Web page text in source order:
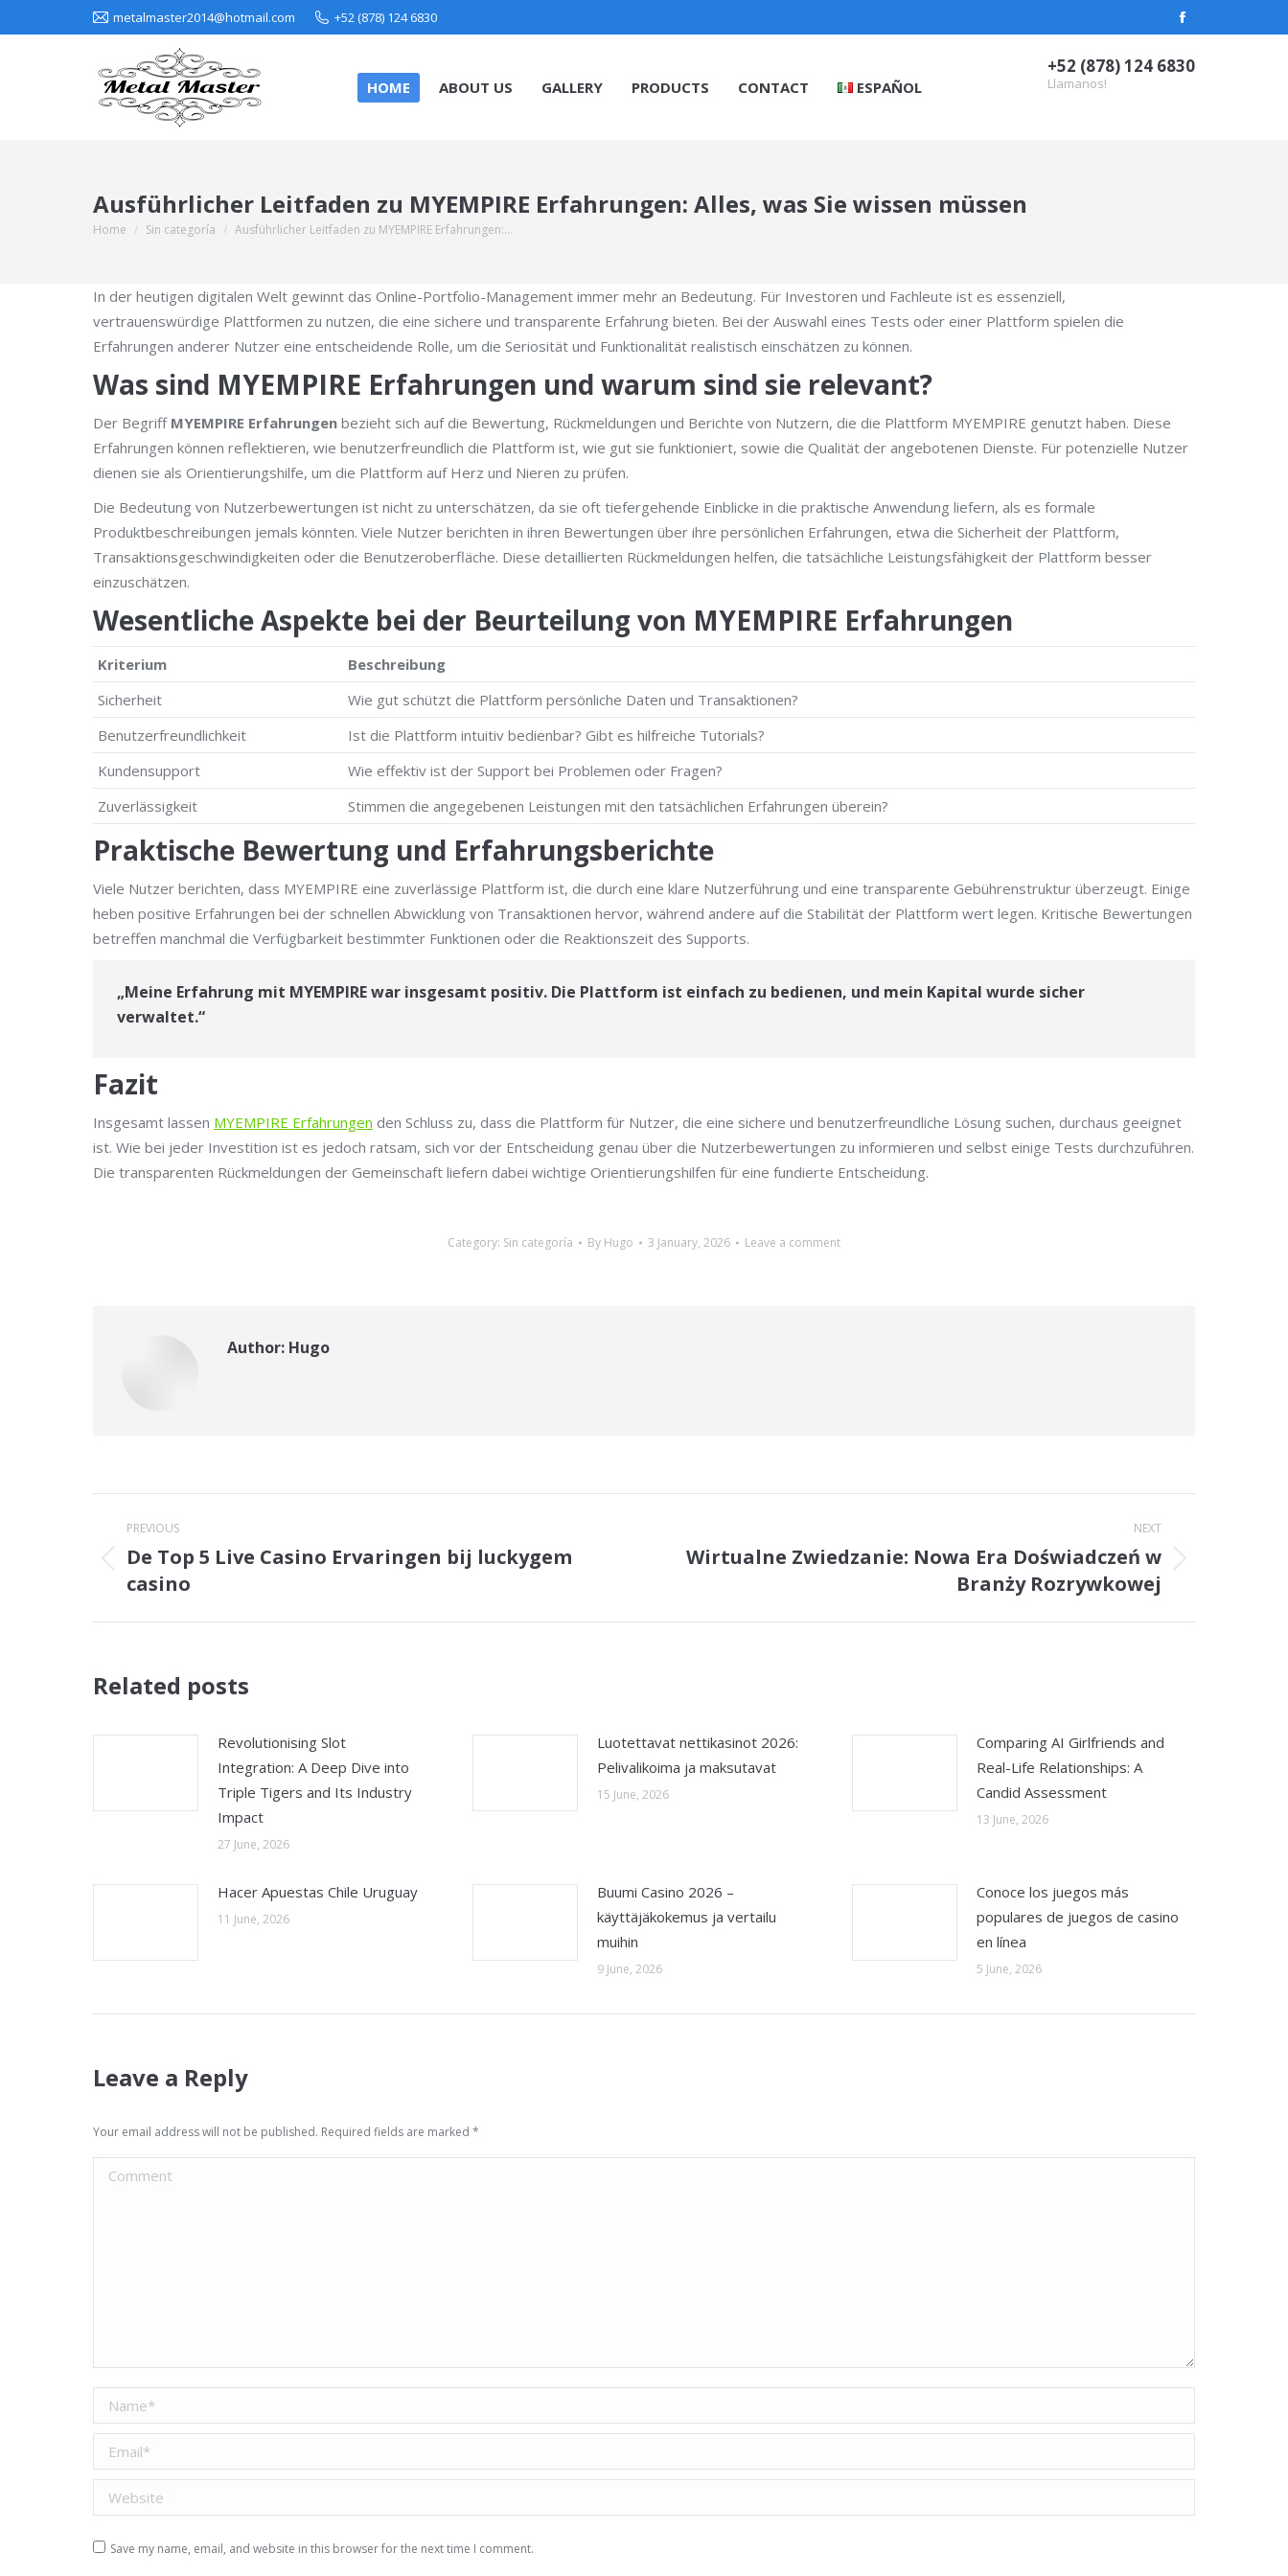
metalmaster2014@hotmail.com +52 (878) 124 6830
Facebook
opens
HOME ABOUT US GALLERY PRODUCTS CONTACT ESPAÑOL
+52 (878) 124 6830
Llamanos!
Ausführlicher Leitfaden zu MYEMPIRE Erfahrungen: Alles, was Sie wissen müssen
You are here:
Home Sin categoría Ausführlicher Leitfaden zu MYEMPIRE Erfahrungen:…
In der heutigen digitalen Welt gewinnt das Online-Portfolio-Management immer mehr an Bedeutung. Für Investoren und Fachleute ist es essenziell,
vertrauenswürdige Plattformen zu nutzen, die eine sichere und transparente Erfahrung bieten. Bei der Auswahl eines Tests oder einer Plattform spielen die
Erfahrungen anderer Nutzer eine entscheidende Rolle, um die Seriosität und Funktionalität realistisch einschätzen zu können.
Was sind MYEMPIRE Erfahrungen und warum sind sie relevant?
Der Begriff MYEMPIRE Erfahrungen bezieht sich auf die Bewertung, Rückmeldungen und Berichte von Nutzern, die die Plattform MYEMPIRE genutzt haben. Diese
Erfahrungen können reflektieren, wie benutzerfreundlich die Plattform ist, wie gut sie funktioniert, sowie die Qualität der angebotenen Dienste. Für potenzielle Nutzer
dienen sie als Orientierungshilfe, um die Plattform auf Herz und Nieren zu prüfen.
Die Bedeutung von Nutzerbewertungen ist nicht zu unterschätzen, da sie oft tiefergehende Einblicke in die praktische Anwendung liefern, als es formale
Produktbeschreibungen jemals könnten. Viele Nutzer berichten in ihren Bewertungen über ihre persönlichen Erfahrungen, etwa die Sicherheit der Plattform,
Transaktionsgeschwindigkeiten oder die Benutzeroberfläche. Diese detaillierten Rückmeldungen helfen, die tatsächliche Leistungsfähigkeit der Plattform besser
einzuschätzen.
Wesentliche Aspekte bei der Beurteilung von MYEMPIRE Erfahrungen
Kriterium
Beschreibung
Sicherheit
Wie gut schützt die Plattform persönliche Daten und Transaktionen?
Benutzerfreundlichkeit
Ist die Plattform intuitiv bedienbar? Gibt es hilfreiche Tutorials?
Kundensupport
Wie effektiv ist der Support bei Problemen oder Fragen?
Zuverlässigkeit
Stimmen die angegebenen Leistungen mit den tatsächlichen Erfahrungen überein?
Praktische Bewertung und Erfahrungsberichte
Viele Nutzer berichten, dass MYEMPIRE eine zuverlässige Plattform ist, die durch eine klare Nutzerführung und eine transparente Gebührenstruktur überzeugt. Einige
heben positive Erfahrungen bei der schnellen Abwicklung von Transaktionen hervor, während andere auf die Stabilität der Plattform wert legen. Kritische Bewertungen
betreffen manchmal die Verfügbarkeit bestimmter Funktionen oder die Reaktionszeit des Supports.
„Meine Erfahrung mit MYEMPIRE war insgesamt positiv. Die Plattform ist einfach zu bedienen, und mein Kapital wurde sicher
verwaltet.“
Fazit
Insgesamt lassen MYEMPIRE Erfahrungen den Schluss zu, dass die Plattform für Nutzer, die eine sichere und benutzerfreundliche Lösung suchen, durchaus geeignet
ist. Wie bei jeder Investition ist es jedoch ratsam, sich vor der Entscheidung genau über die Nutzerbewertungen zu informieren und selbst einige Tests durchzuführen.
Die transparenten Rückmeldungen der Gemeinschaft liefern dabei wichtige Orientierungshilfen für eine fundierte Entscheidung.
Category: Sin categoría By Hugo 3 January, 2026 Leave a comment
Author: Hugo
navigation
PREVIOUS
Previous
post:
De Top 5 Live Casino Ervaringen bij luckygem
casino
NEXT
Next
Wirtualne Zwiedzanie: Nowa Era Doświadczeń w
Branży Rozrywkowej
Related posts
Revolutionising Slot
Integration: A Deep Dive into
Triple Tigers and Its Industry
Impact
27 June, 2026
Luotettavat nettikasinot 2026:
Pelivalikoima ja maksutavat
15 June, 2026
Comparing AI Girlfriends and
Real-Life Relationships: A
Candid Assessment
13 June, 2026
Hacer Apuestas Chile Uruguay
11 June, 2026
Buumi Casino 2026 –
käyttäjäkokemus ja vertailu
muihin
9 June, 2026
Conoce los juegos más
populares de juegos de casino
en línea
5 June, 2026
Leave a Reply
Your email address will not be published. Required fields are marked *
Comment
Name *
Email *
Website
Save my name, email, and website in this browser for the next time I comment.